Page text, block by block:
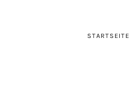
STARTSEITE